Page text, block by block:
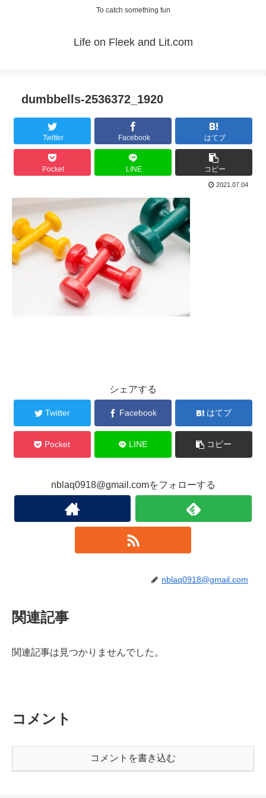
To catch something fun
Life on Fleek and Lit.com
dumbbells-2536372_1920
Twitter Facebook はてブ
Pocket LINE コピー
2021.07.04
シェアする
Twitter Facebook はてブ
Pocket LINE コピー
nblaq0918@gmail.comをフォローする
nblaq0918@gmail.com
関連記事
関連記事は見つかりませんでした。
コメント
コメントを書き込む